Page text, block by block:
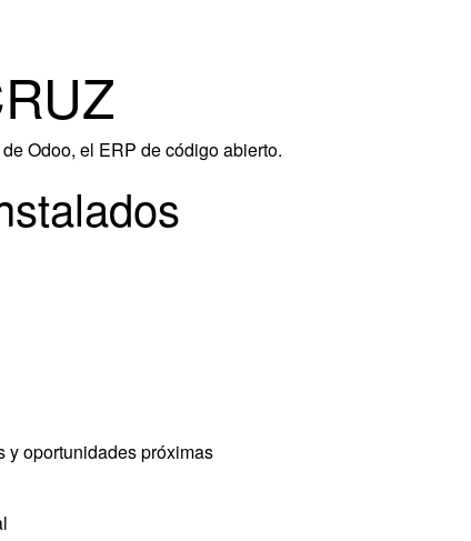
Odoo, el ERP de código abierto.
y oportunidades próximas